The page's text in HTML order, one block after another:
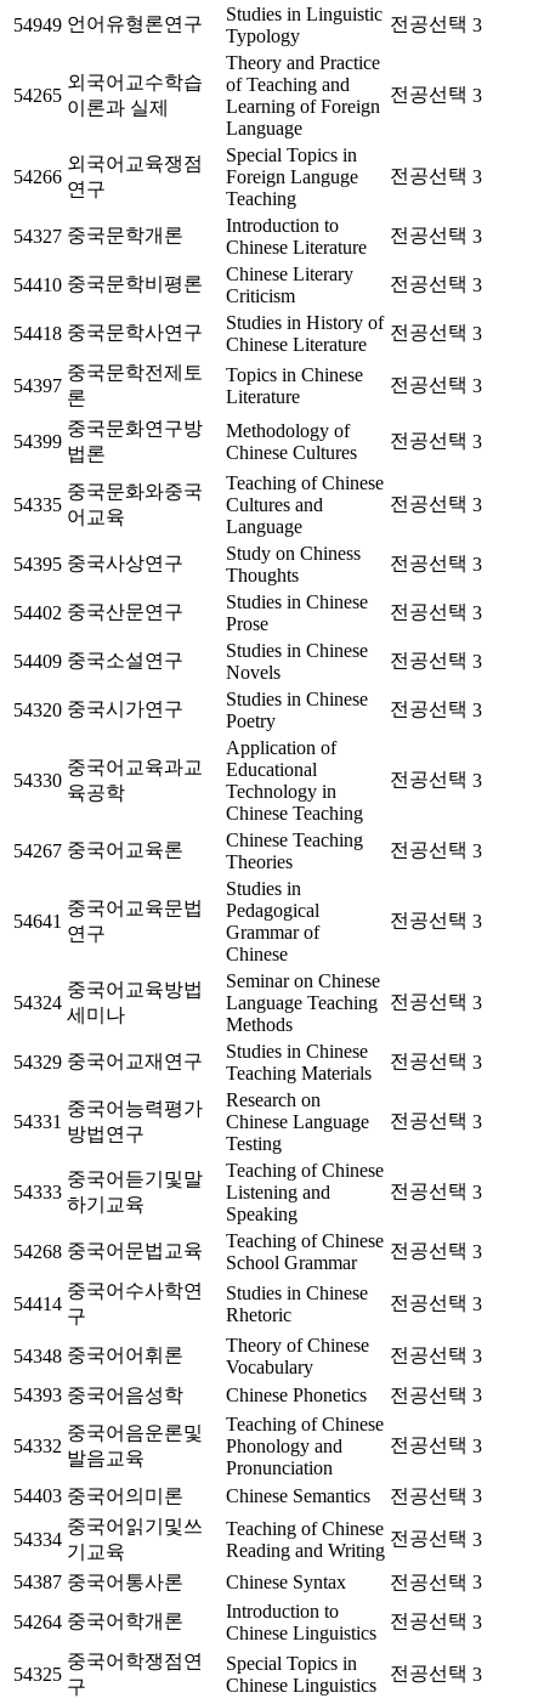
54949 언어유형론연구
Studies in Linguistic
Typology
전공선택 3
54265
외국어교수학습
이론과 실제
Theory and Practice
of Teaching and
Learning of Foreign
Language
전공선택 3
54266
외국어교육쟁점
연구
Special Topics in
Foreign Languge
Teaching
전공선택 3
54327 중국문학개론
Introduction to
Chinese Literature
전공선택 3
54410 중국문학비평론
Chinese Literary
Criticism
전공선택 3
54418 중국문학사연구
Studies in History of
Chinese Literature
전공선택 3
54397
중국문학전제토
론
Topics in Chinese
Literature
전공선택 3
54399
중국문화연구방
법론
Methodology of
Chinese Cultures
전공선택 3
54335
중국문화와중국
어교육
Teaching of Chinese
Cultures and
Language
전공선택 3
54395 중국사상연구
Study on Chiness
Thoughts
전공선택 3
54402 중국산문연구
Studies in Chinese
Prose
전공선택 3
54409 중국소설연구
Studies in Chinese
Novels
전공선택 3
54320 중국시가연구
Studies in Chinese
Poetry
전공선택 3
54330
중국어교육과교
육공학
Application of
Educational
Technology in
Chinese Teaching
전공선택 3
54267 중국어교육론
Chinese Teaching
Theories
전공선택 3
54641
중국어교육문법
연구
Studies in
Pedagogical
Grammar of
Chinese
전공선택 3
54324
중국어교육방법
세미나
Seminar on Chinese
Language Teaching
Methods
전공선택 3
54329 중국어교재연구
Studies in Chinese
Teaching Materials
전공선택 3
54331
중국어능력평가
방법연구
Research on
Chinese Language
Testing
전공선택 3
54333
중국어듣기및말
하기교육
Teaching of Chinese
Listening and
Speaking
전공선택 3
54268 중국어문법교육
Teaching of Chinese
School Grammar
전공선택 3
54414
중국어수사학연
구
Studies in Chinese
Rhetoric
전공선택 3
54348 중국어어휘론
Theory of Chinese
Vocabulary
전공선택 3
54393 중국어음성학 Chinese Phonetics 전공선택 3
54332
중국어음운론및
발음교육
Teaching of Chinese
Phonology and
Pronunciation
전공선택 3
54403 중국어의미론 Chinese Semantics 전공선택 3
54334
중국어읽기및쓰
기교육
Teaching of Chinese
Reading and Writing
전공선택 3
54387 중국어통사론 Chinese Syntax 전공선택 3
54264 중국어학개론
Introduction to
Chinese Linguistics
전공선택 3
54325
중국어학쟁점연
구
Special Topics in
Chinese Linguistics
전공선택 3